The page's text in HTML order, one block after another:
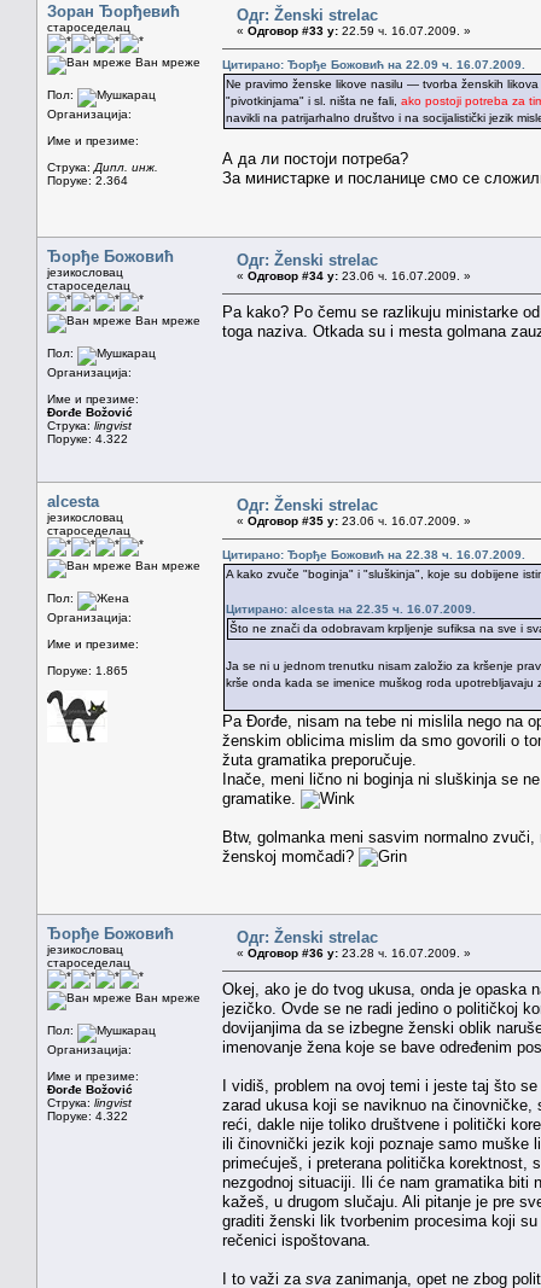
Зоран Ђорђевић
староседелац
Ван мреже
Пол:
Организација:
Име и презиме:
Струка: Дипл. инж.
Поруке: 2.364
Одг: Ženski strelac
« Одговор #33 у: 22.59 ч. 16.07.2009. »
Цитирано: Ђорђе Божовић на 22.09 ч. 16.07.2009.
Ne pravimo ženske likove nasilu — tvorba ženskih
"pivotkinjama" i sl. ništa ne fali, ako postoji potreba za
navikli na patrijarhalno društvo i na socijalistički jezik
А да ли постоји потреба?
За министарке и посланице смо се
Ђорђе Божовић
језикословац
староседелац
Ван мреже
Пол:
Организација:
Име и презиме:
Đorđe Božović
Струка: lingvist
Поруке: 4.322
Одг: Ženski strelac
« Одговор #34 у: 23.06 ч. 16.07.2009. »
Pa kako? Po čemu se razlikuju ministarke
toga naziva. Otkada su i mesta golmana
alcesta
језикословац
староседелац
Ван мреже
Пол:
Организација:
Име и презиме:
Поруке: 1.865
Одг: Ženski strelac
« Одговор #35 у: 23.06 ч. 16.07.2009. »
Цитирано: Ђорђе Божовић на 22.38 ч. 16.07.2009.
A kako zvuče "boginja" i "sluškinja", koje su dobijene
Цитирано: alcesta на 22.35 ч. 16.07.2009.
Što ne znači da odobravam krpljenje sufiksa na sve i
Ja se ni u jednom trenutku nisam založio za kršenje
krše onda kada se imenice muškog roda upotrebljavaju
Pa Đorđe, nisam na tebe ni mislila nego na
ženskim oblicima mislim da smo govorili o
žuta gramatika preporučuje.
Inače, meni lično ni boginja ni sluškinja se
gramatike.
Btw, golmanka meni sasvim normalno
ženskoj momčadi?
Ђорђе Божовић
језикословац
староседелац
Ван мреже
Пол:
Организација:
Име и презиме:
Đorđe Božović
Струка: lingvist
Поруке: 4.322
Одг: Ženski strelac
« Одговор #36 у: 23.28 ч. 16.07.2009. »
Okej, ako je do tvog ukusa, onda je opaska
jezičko. Ovde se ne radi jedino o političkoj
dovijanjima da se izbegne ženski oblik
imenovanje žena koje se bave određenim
I vidiš, problem na ovoj temi i jeste taj što
zarad ukusa koji se naviknuo na
reći, dakle nije toliko društvene i politički
ili činovnički jezik koji poznaje samo muške
primećuješ, i preterana politička korektnost,
nezgodnoj situaciji. Ili će nam gramatika biti
kažeš, u drugom slučaju. Ali pitanje je pre
graditi ženski lik tvorbenim procesima koji
rečenici ispoštovana.
I to važi za sva zanimanja, opet ne zbog